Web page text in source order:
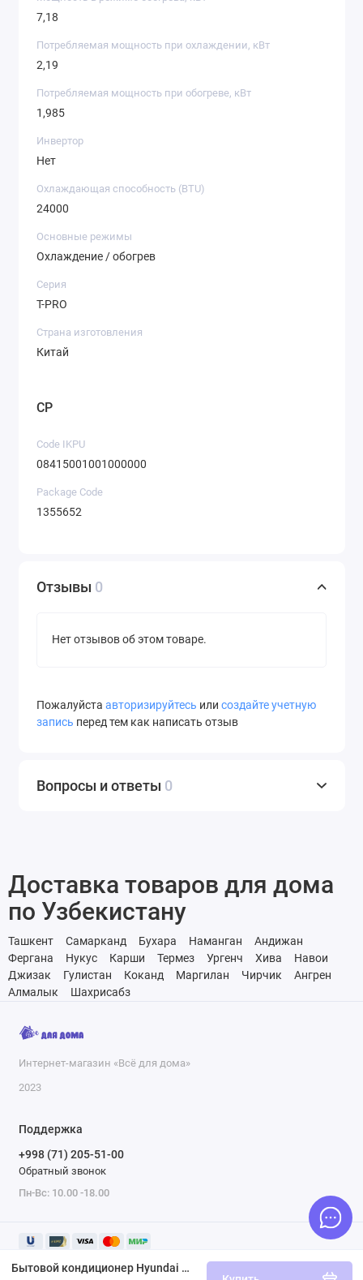
Бытовой кондиционер Hyundai HYSAC-24 T-PRO
7,18
Потребляемая мощность при охлаждении, кВт
2,19
Потребляемая мощность при обогреве, кВт
1,985
Инвертор
Нет
Охлаждающая способность (BTU)
24000
Основные режимы
Охлаждение / обогрев
Серия
T-PRO
Страна изготовления
Китай
CP
Code IKPU
08415001001000000
Package Code
1355652
Отзывы 0
Нет отзывов об этом товаре.
Пожалуйста авторизируйтесь или создайте учетную
запись перед тем как написать отзыв
Вопросы и ответы 0
Доставка товаров для дома
по Узбекистану
Ташкент Самарканд Бухара Наманган
Андижан
Фергана
Нукус Карши Термез Ургенч Хива
Навои
Джизак
Гулистан Коканд Маргилан Чирчик
Ангрен
Алмалык
Шахрисабз
Интернет-магазин «Всё для дома»
2023
Поддержка
+998 (71) 205-51-00
Обратный звонок
Пн-Вс: 10.00 -18.00